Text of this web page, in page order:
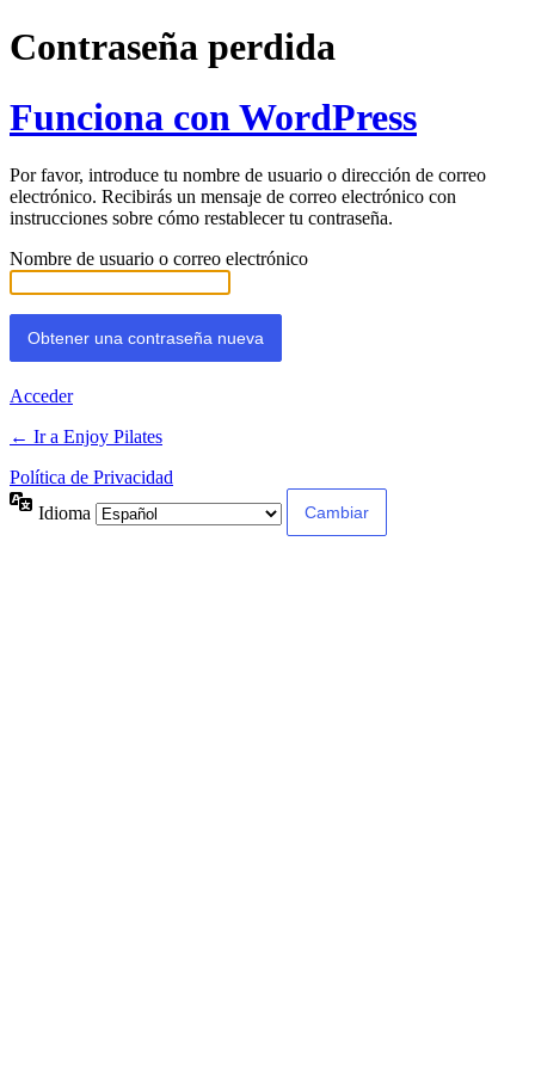
Contraseña perdida
Funciona con WordPress
Por favor, introduce tu nombre de usuario o dirección de correo
electrónico. Recibirás un mensaje de correo electrónico con
instrucciones sobre cómo restablecer tu contraseña.
Nombre de usuario o correo electrónico
Alternative:
Acceder
← Ir a Enjoy Pilates
Política de Privacidad
Idioma